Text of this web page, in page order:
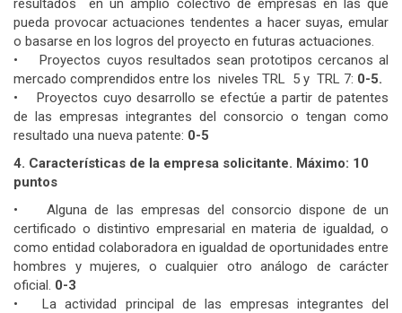
resultados en un amplio colectivo de empresas en las que
pueda provocar actuaciones tendentes a hacer suyas, emular
o basarse en los logros del proyecto en futuras actuaciones.
•
Proyectos cuyos resultados sean prototipos cercanos al
mercado comprendidos entre los niveles TRL 5 y TRL 7: 0-5.
• Proyectos cuyo desarrollo se efectúe a partir de patentes
de las empresas integrantes del consorcio o tengan como
resultado una nueva patente: 0-5
4. Características de la empresa solicitante. Máximo: 10
puntos
• Alguna de las empresas del consorcio dispone de un
certificado o distintivo empresarial en materia de igualdad, o
como entidad colaboradora en igualdad de oportunidades entre
hombres y mujeres, o cualquier otro análogo de carácter
oficial. 0-3
• La actividad principal de las empresas integrantes del